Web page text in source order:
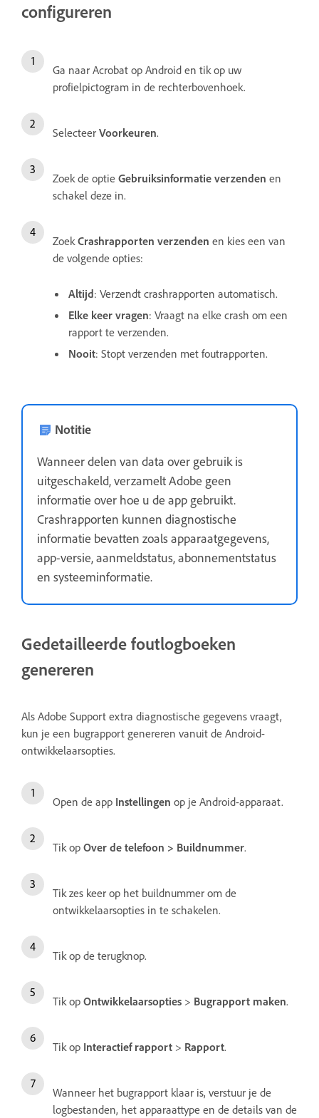
configureren
Ga naar Acrobat op Android en tik op uw
profielpictogram in de rechterbovenhoek.
Selecteer Voorkeuren.
Zoek de optie Gebruiksinformatie verzenden en
schakel deze in.
Zoek Crashrapporten verzenden en kies een van
de volgende opties:
Altijd: Verzendt crashrapporten automatisch.
Elke keer vragen: Vraagt na elke crash om een
rapport te verzenden.
Nooit: Stopt verzenden met foutrapporten.
Notitie
Wanneer delen van data over gebruik is
uitgeschakeld, verzamelt Adobe geen
informatie over hoe u de app gebruikt.
Crashrapporten kunnen diagnostische
informatie bevatten zoals apparaatgegevens,
app-versie, aanmeldstatus, abonnementstatus
en systeeminformatie.
Gedetailleerde foutlogboeken
genereren
Als Adobe Support extra diagnostische gegevens vraagt,
kun je een bugrapport genereren vanuit de Android-
ontwikkelaarsopties.
Open de app Instellingen op je Android-apparaat.
Tik op Over de telefoon > Buildnummer.
Tik zes keer op het buildnummer om de
ontwikkelaarsopties in te schakelen.
Tik op de terugknop.
Tik op Ontwikkelaarsopties > Bugrapport maken.
Tik op Interactief rapport > Rapport.
Wanneer het bugrapport klaar is, verstuur je de
logbestanden, het apparaattype en de details van de